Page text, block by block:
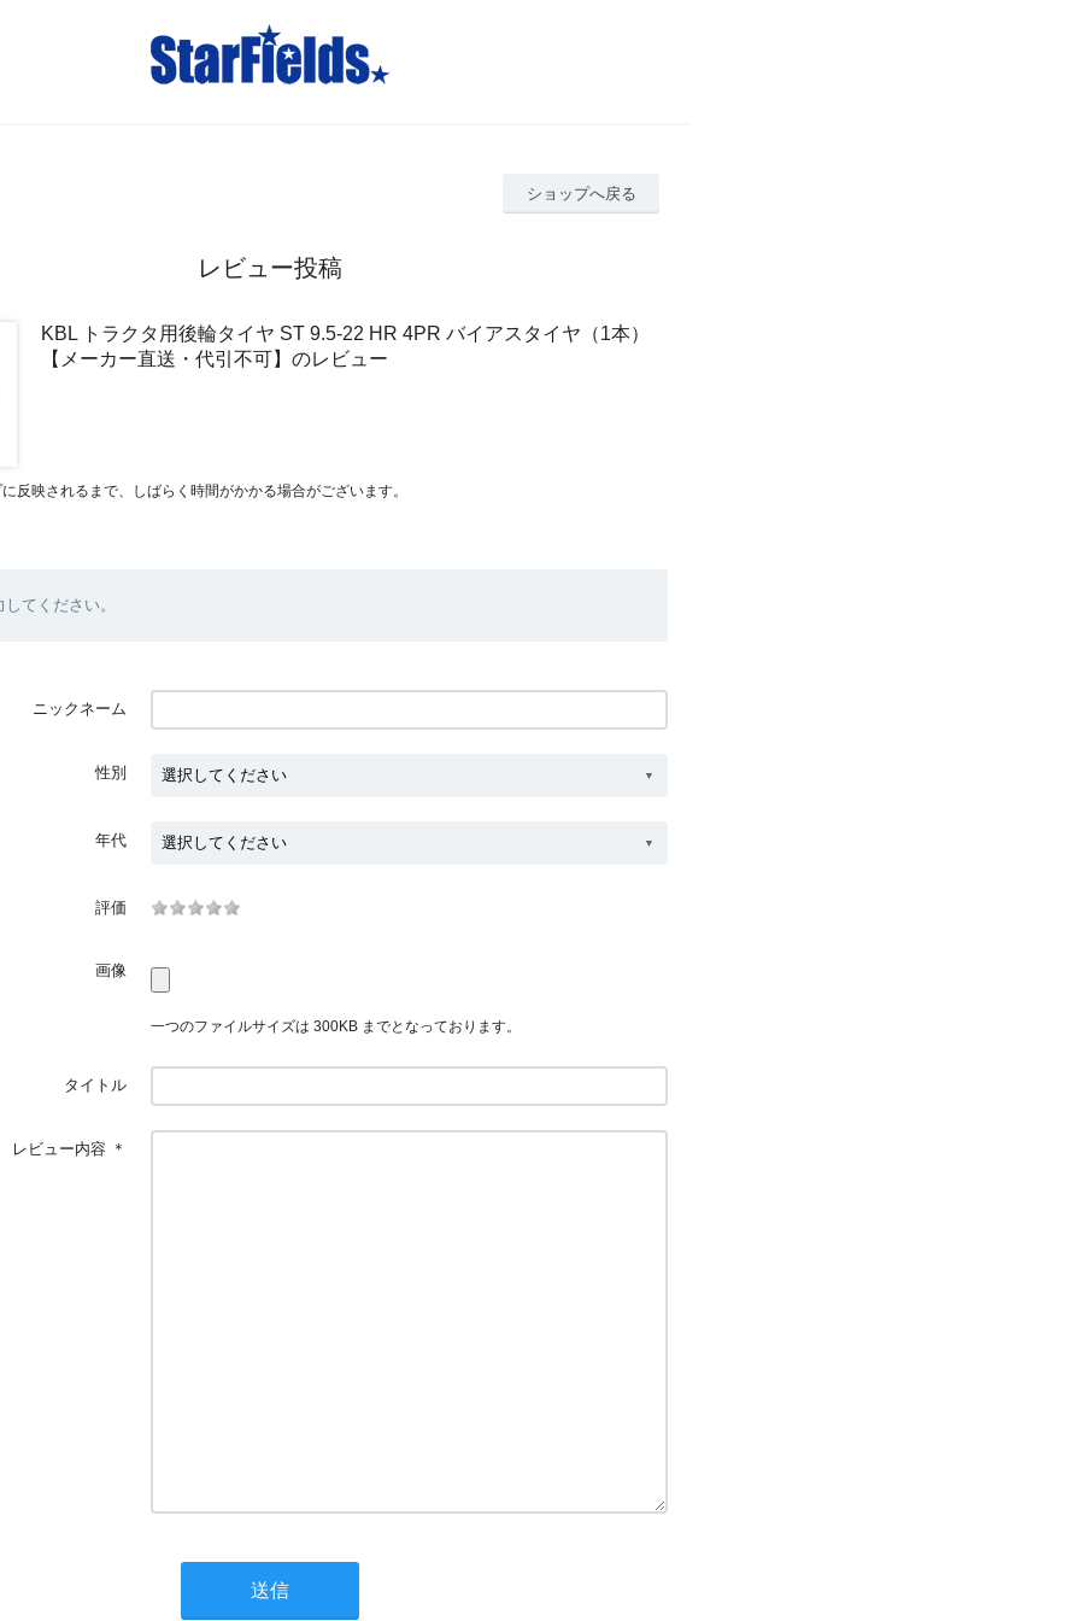
ショップへ戻る
レビュー投稿
KBL トラクタ用後輪タイヤ ST 9.5-22 HR 4PR バイアスタイヤ（1本）
【メーカー直送・代引不可】のレビュー
反映されるまで、しばらく時間がかかる場合がございます。
てください。
ニックネーム
性別
年代
評価
画像
一つのファイルサイズは 300KB までとなっております。
タイトル
レビュー内容 ＊